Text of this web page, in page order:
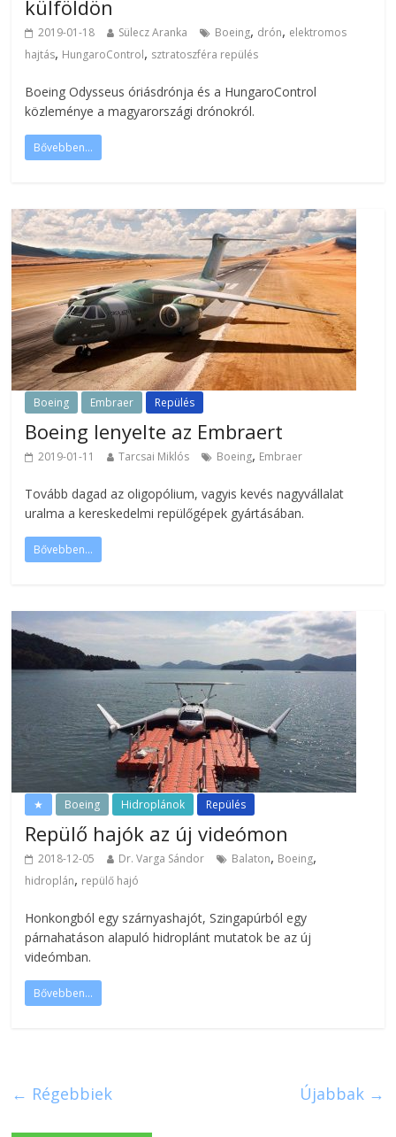
külföldön
2019-01-18 Sülecz Aranka Boeing, drón, elektromos
hajtás, HungaroControl, sztratoszféra repülés
Boeing Odysseus óriásdrónja és a HungaroControl
közleménye a magyarországi drónokról.
Bővebben...
Boeing Embraer Repülés
Boeing lenyelte az Embraert
2019-01-11 Tarcsai Miklós Boeing, Embraer
Tovább dagad az oligopólium, vagyis kevés nagyvállalat
uralma a kereskedelmi repülőgépek gyártásában.
Bővebben...
★ Boeing Hidroplánok Repülés
Repülő hajók az új videómon
2018-12-05 Dr. Varga Sándor Balaton, Boeing,
hidroplán, repülő hajó
Honkongból egy szárnyashajót, Szingapúrból egy
párnahatáson alapuló hidroplánt mutatok be az új
videómban.
Bővebben...
← Régebbiek Újabbak →